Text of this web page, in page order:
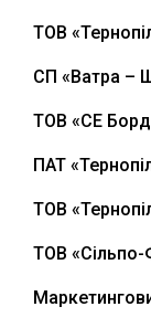
ТОВ
СП «Ватра –
ТОВ «СЕ
ПАТ
ТОВ
ТОВ «Сільпо-